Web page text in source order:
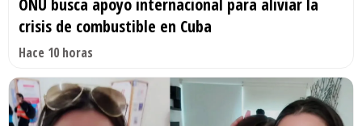
crisis de combustible en Cuba
Hace 10 horas